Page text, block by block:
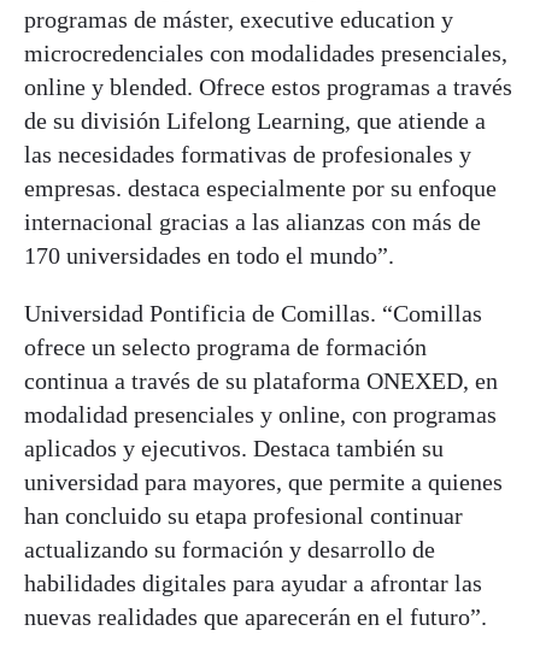
programas de máster, executive education y
microcredenciales con modalidades presenciales,
online y blended. Ofrece estos programas a través
de su división Lifelong Learning, que atiende a
las necesidades formativas de profesionales y
empresas. destaca especialmente por su enfoque
internacional gracias a las alianzas con más de
170 universidades en todo el mundo”.
Universidad Pontificia de Comillas. “Comillas
ofrece un selecto programa de formación
continua a través de su plataforma ONEXED, en
modalidad presenciales y online, con programas
aplicados y ejecutivos. Destaca también su
universidad para mayores, que permite a quienes
han concluido su etapa profesional continuar
actualizando su formación y desarrollo de
habilidades digitales para ayudar a afrontar las
nuevas realidades que aparecerán en el futuro”.